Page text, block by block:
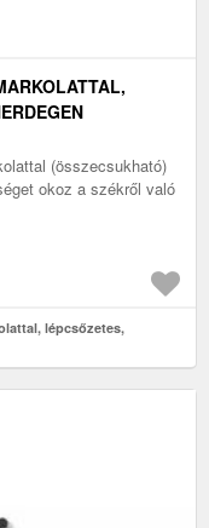
(összecsukható)
okoz a székről való
lépcsőzetes,